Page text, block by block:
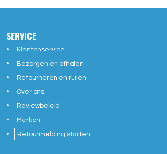
SERVICE
Klantenservice
Bezorgen en afhalen
Retourneren en ruilen
Over ons
Reviewbeleid
Merken
Retourmelding starten